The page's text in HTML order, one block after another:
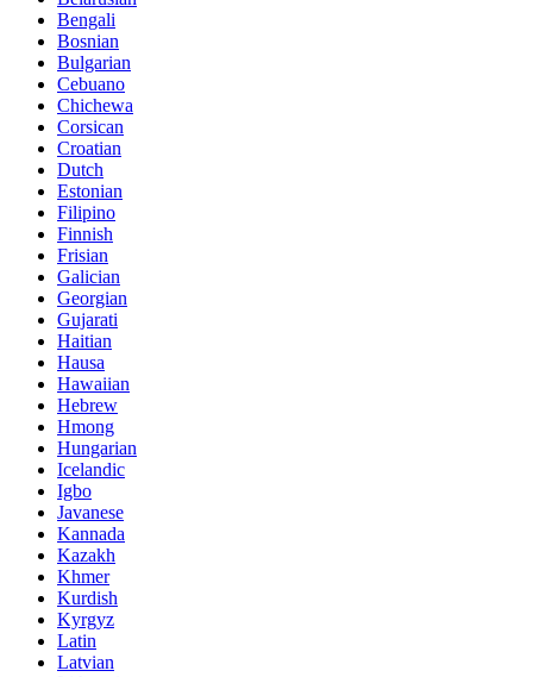
Bengali
Bosnian
Bulgarian
Cebuano
Chichewa
Corsican
Croatian
Dutch
Estonian
Filipino
Finnish
Frisian
Galician
Georgian
Gujarati
Haitian
Hausa
Hawaiian
Hebrew
Hmong
Hungarian
Icelandic
Igbo
Javanese
Kannada
Kazakh
Khmer
Kurdish
Kyrgyz
Latin
Latvian